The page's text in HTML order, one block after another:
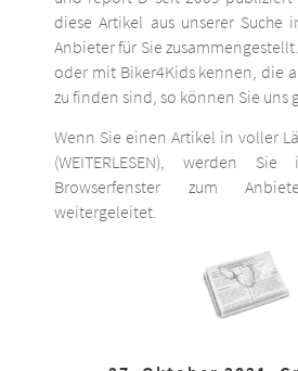
diese Artikel aus unserer Suche
Anbieter für Sie
oder mit Biker4Kids kennen, die
zu finden sind, so können Sie uns
Wenn Sie einen Artikel in voller
(WEITERLESEN), werden
Browserfenster zum
weitergeleitet.